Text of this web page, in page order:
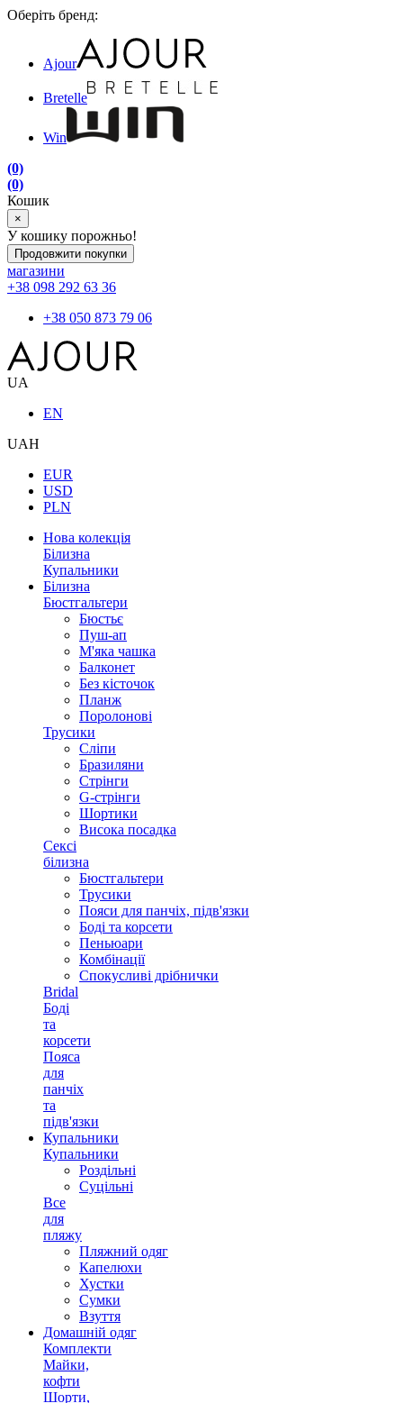
Оберіть бренд:
Ajour
Bretelle
Win
(0)
(0)
Кошик
×
У кошику порожньо!
Продовжити покупки
магазини
+38 098 292 63 36
+38 050 873 79 06
UA
EN
UAH
EUR
USD
PLN
Нова колекція
Білизна
Купальники
Білизна
Бюстгальтери
Бюстьє
Пуш-ап
М'яка чашка
Балконет
Без кісточок
Планж
Поролонові
Трусики
Сліпи
Бразиляни
Стрінги
G-стрінги
Шортики
Висока посадка
Сексі
білизна
Бюстгальтери
Трусики
Пояси для панчіх, підв'язки
Боді та корсети
Пеньюари
Комбінації
Спокусливі дрібнички
Bridal
Боді
та
корсети
Пояса
для
панчіх
та
підв'язки
Купальники
Купальники
Роздільні
Суцільні
Все
для
пляжу
Пляжний одяг
Капелюхи
Хустки
Сумки
Взуття
Домашній одяг
Комплекти
Майки,
кофти
Шорти,